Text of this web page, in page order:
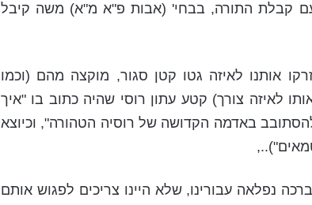
עם קבלת התורה, בבחי' (אבות פ"א מ"א) משה קיבל
אותנו לאיזה גטו קטן סגור, מוקצה מהם (וכמו
לאיזה צורך) קטע עתון רוסי שהיה כתוב בו "איך
באדמה הקדושה של רוסיה הטהורה", וכיוצא
נפלאה עבורינו, שלא היינו צריכים לפגוש אותם